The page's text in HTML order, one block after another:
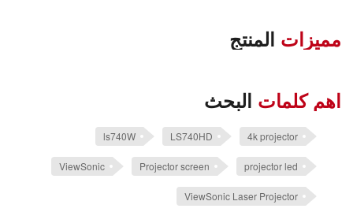
مميزات المنتج
اهم كلمات البحث
4k projector
LS740HD
ls740W
projector led
Projector screen
ViewSonic
ViewSonic Laser Projector